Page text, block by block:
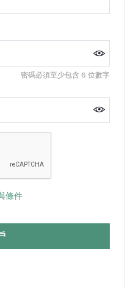
密碼必須至少包含 6 位數字
條件